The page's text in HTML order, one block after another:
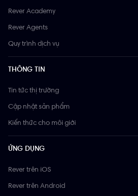
Rever Academy
Rever Agents
Quy trình dịch vụ
THÔNG TIN
Tin tức thị trường
Cập nhật sản phẩm
Kiến thức cho môi giới
ỨNG DỤNG
Rever trên iOS
Rever trên Android